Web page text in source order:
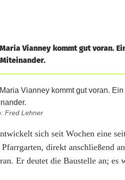
Vianney kommt gut voran.
Fred Lehner
sich seit Wochen eine
direkt anschließend
Er deutet die Baustelle an; es